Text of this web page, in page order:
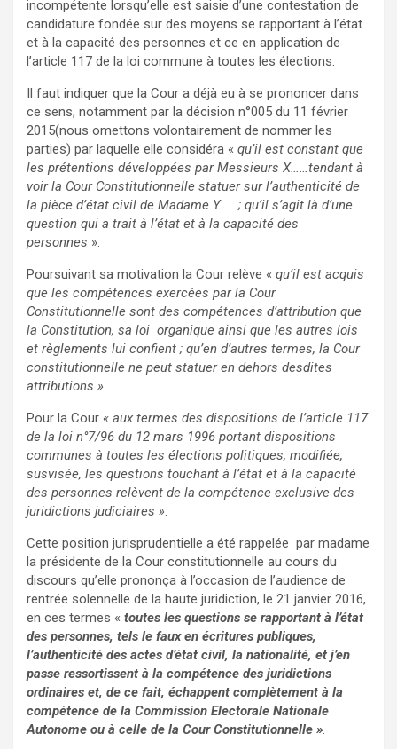
incompétente lorsqu’elle est saisie d’une contestation de
candidature fondée sur des moyens se rapportant à l’état
et à la capacité des personnes et ce en application de
l’article 117 de la loi commune à toutes les élections.
Il faut indiquer que la Cour a déjà eu à se prononcer dans
ce sens, notamment par la décision n°005 du 11 février
2015(nous omettons volontairement de nommer les
parties) par laquelle elle considéra « qu’il est constant que
les prétentions développées par Messieurs X……tendant à
voir la Cour Constitutionnelle statuer sur l’authenticité de
la pièce d’état civil de Madame Y….. ; qu’il s’agit là d’une
question qui a trait à l’état et à la capacité des
personnes ».
Poursuivant sa motivation la Cour relève « qu’il est acquis
que les compétences exercées par la Cour
Constitutionnelle sont des compétences d’attribution que
la Constitution, sa loi organique ainsi que les autres lois
et règlements lui confient ; qu’en d’autres termes, la Cour
constitutionnelle ne peut statuer en dehors desdites
attributions ».
Pour la Cour « aux termes des dispositions de l’article 117
de la loi n°7/96 du 12 mars 1996 portant dispositions
communes à toutes les élections politiques, modifiée,
susvisée, les questions touchant à l’état et à la capacité
des personnes relèvent de la compétence exclusive des
juridictions judiciaires ».
Cette position jurisprudentielle a été rappelée par madame
la présidente de la Cour constitutionnelle au cours du
discours qu’elle prononça à l’occasion de l’audience de
rentrée solennelle de la haute juridiction, le 21 janvier 2016,
en ces termes « toutes les questions se rapportant à l’état
des personnes, tels le faux en écritures publiques,
l’authenticité des actes d’état civil, la nationalité, et j’en
passe ressortissent à la compétence des juridictions
ordinaires et, de ce fait, échappent complètement à la
compétence de la Commission Electorale Nationale
Autonome ou à celle de la Cour Constitutionnelle ».